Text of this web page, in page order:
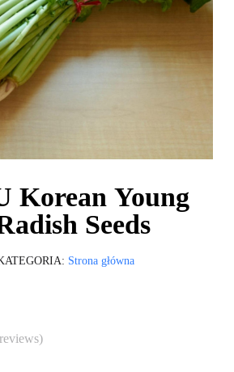
Korean Young
Seeds
Strona główna